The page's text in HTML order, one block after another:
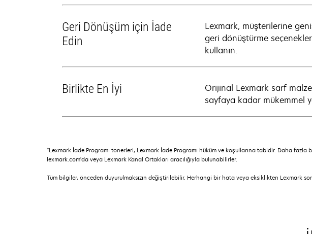
Geri Dönüşüm için İade
Edin
Lexmark, müşterilerine
geri dönüştürme
kullanın.
Birlikte En İyi
Orijinal Lexmark sarf
sayfaya kadar mükemmel
†Lexmark İade Programı tonerleri, Lexmark İade Programı hüküm ve koşullarına tabidir. Daha
lexmark.com'da veya Lexmark Kanal Ortakları aracılığıyla bulunabilirler.
Tüm bilgiler, önceden duyurulmaksızın değiştirilebilir. Herhangi bir hata veya eksiklikten Lexmark